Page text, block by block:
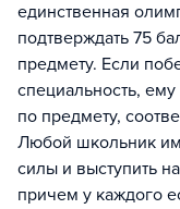
единственная
подтверждать 75
предмету. Если
специальность,
по предмету,
Любой школьник
силы и выступить
причем у каждого